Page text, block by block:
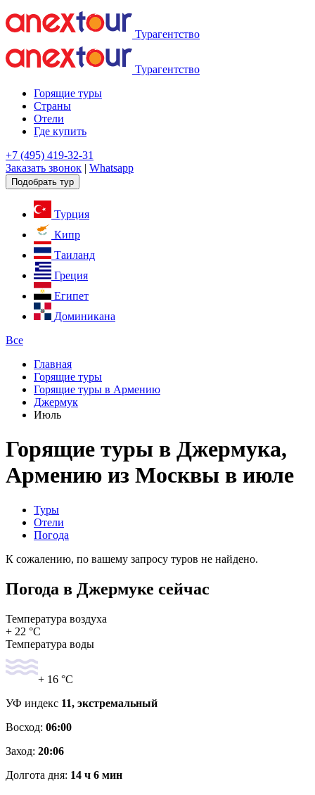
Турагентство
Турагентство
Горящие туры
Страны
Отели
Где купить
+7 (495) 419-32-31
Заказать звонок | Whatsapp
Подобрать тур
Турция
Кипр
Таиланд
Греция
Египет
Доминикана
Все
Главная
Горящие туры
Горящие туры в Армению
Джермук
Июль
Горящие туры в Джермука,
Армению из Москвы в июле
Туры
Отели
Погода
К сожалению, по вашему запросу туров не найдено.
Погода в Джермуке сейчас
Температура воздуха
+ 22 °C
Температура воды
+ 16 °C
УФ индекс 11, экстремальный
Восход: 06:00
Заход: 20:06
Долгота дня: 14 ч 6 мин